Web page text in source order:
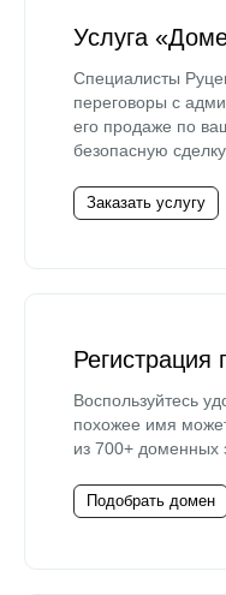
Услуга
Специалисты
переговоры с
его продаже по
безопасную сделку.
Заказать услугу
Регистрация
Воспользуйтесь
похожее имя
из 700+ доменных
Подобрать домен